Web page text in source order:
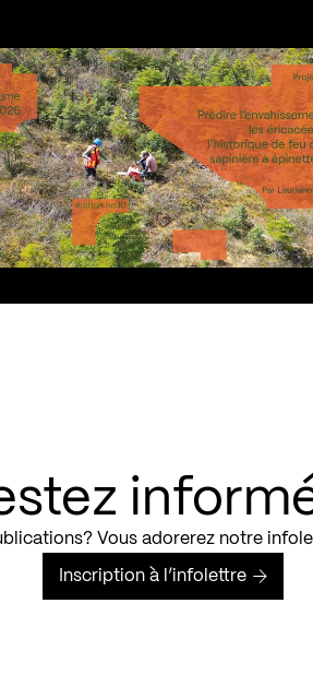
Vous adorerez notre
Inscription à l’infolettre